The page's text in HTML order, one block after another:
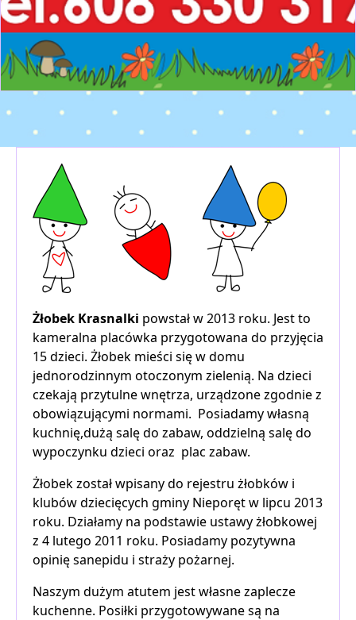
Żłobek Krasnalki powstał w 2013 roku. Jest to
kameralna placówka przygotowana do przyjęcia
15 dzieci. Żłobek mieści się w domu
jednorodzinnym otoczonym zielenią. Na dzieci
czekają przytulne wnętrza, urządzone zgodnie z
obowiązującymi normami. Posiadamy własną
kuchnię,dużą salę do zabaw, oddzielną salę do
wypoczynku dzieci oraz plac zabaw.
Żłobek został wpisany do rejestru żłobków i
klubów dziecięcych gminy Nieporęt w lipcu 2013
roku. Działamy na podstawie ustawy żłobkowej
z 4 lutego 2011 roku. Posiadamy pozytywna
opinię sanepidu i straży pożarnej.
Naszym dużym atutem jest własne zaplecze
kuchenne. Posiłki przygotowywane są na